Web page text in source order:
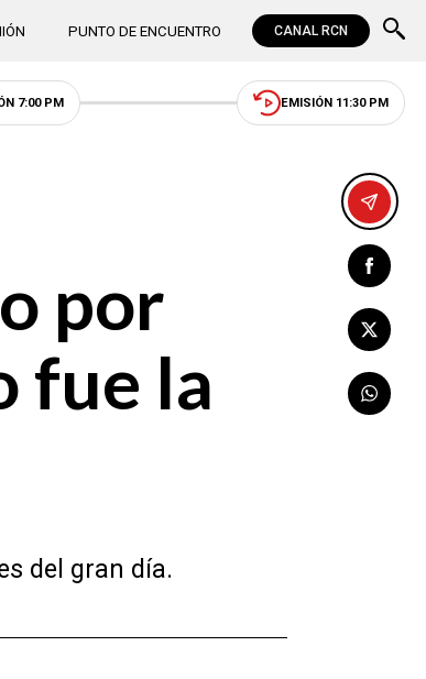
PUNTO DE ENCUENTRO CANAL RCN
7:00 PM EMISIÓN 11:30 PM
por
fue la
del gran día.